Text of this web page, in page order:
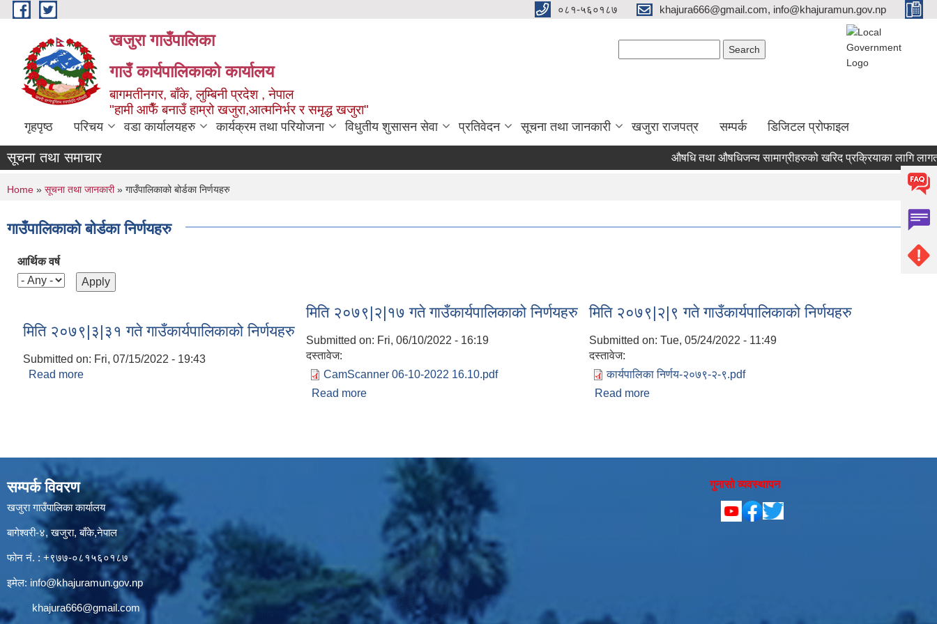
Skip to main content ०८१-५६०१८७ khajura666@gmail.com, info@khajuramun.gov.np
खजुरा गाउँपालिका
गाउँ कार्यपालिकाको कार्यालय
बागमतीनगर, बाँके, लुम्बिनी प्रदेश , नेपाल
"हामी आफैँ बनाउँ हाम्रो खजुरा,आत्मनिर्भर र समृद्ध खजुरा"
गृहपृष्ठ परिचय वडा कार्यालयहरु कार्यक्रम तथा परियोजना विधुतीय शुसासन सेवा प्रतिवेदन सूचना तथा जानकारी खजुरा राजपत्र सम्पर्क डिजिटल प्रोफाइल
सूचना तथा समाचार औषधि तथा औषधिजन्य सामाग्रीहरुको खरिद प्रक्रियाका लागि लागत
You are here
Home » सूचना तथा जानकारी» गाउँपालिकाको बोर्डका निर्णयहरु
गाउँपालिकाको बोर्डका निर्णयहरु
आर्थिक वर्ष
मिति २०७९|३|३१ गते गाउँकार्यपालिकाको निर्णयहरु
Submitted on: Fri, 07/15/2022 - 19:43
Read more
मिति २०७९|२|१७ गते गाउँकार्यपालिकाको निर्णयहरु
Submitted on: Fri, 06/10/2022 - 16:19
दस्तावेज:
CamScanner 06-10-2022 16.10.pdf
Read more
मिति २०७९|२|९ गते गाउँकार्यपालिकाको निर्णयहरु
Submitted on: Tue, 05/24/2022 - 11:49
दस्तावेज:
कार्यपालिका निर्णय-२०७९-२-९.pdf
Read more
सम्पर्क विवरण
खजुरा गाउँपालिका कार्यालय
बागेश्वरी-४, खजुरा, बाँके,नेपाल
फोन नं. : +९७७-०८१५६०१८७
इमेल: info@khajuramun.gov.np
khajura666@gmail.com
गुनासो व्यवस्थापन